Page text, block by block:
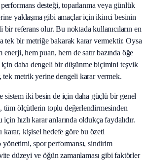
desteği, toparlanma veya günlük
yaklaşma gibi amaçlar için ikinci besinin
bir referans olur. Bu noktada kullanıcıların en
tek bir metriğe bakarak karar vermektir. Oysa
enerji, hem puan, hem de satır bazında öğe
için daha dengeli bir düşünme biçimini teşvik
tek metrik yerine dengeli karar vermek.
sistem iki besin de için daha güçlü bir genel
tüm ölçütlerin toplu değerlendirmesinden
hızlı karar anlarında oldukça faydalıdır.
kişisel hedefe göre bu özeti
spor performansı, sindirim
düzeyi ve öğün zamanlaması gibi faktörler